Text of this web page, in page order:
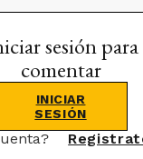
sesión
comentar
INICIAR
SESIÓN